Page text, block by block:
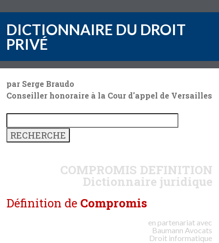
DICTIONNAIRE DU DROIT
PRIVÉ
par Serge Braudo
Conseiller honoraire à la Cour d'appel de Versailles
COMPROMIS DEFINITION
Dictionnaire juridique
Définition de Compromis
en partenariat avec
Baumann Avocats
Droit informatique